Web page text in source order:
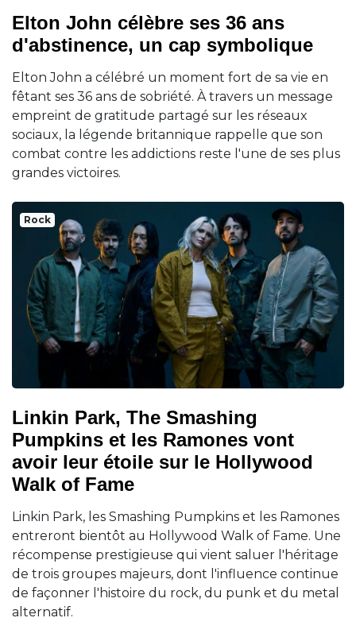
Elton John célèbre ses 36 ans
d'abstinence, un cap symbolique
Elton John a célébré un moment fort de sa vie en
fêtant ses 36 ans de sobriété. À travers un message
empreint de gratitude partagé sur les réseaux
sociaux, la légende britannique rappelle que son
combat contre les addictions reste l'une de ses plus
grandes victoires.
Rock
Linkin Park, The Smashing
Pumpkins et les Ramones vont
avoir leur étoile sur le Hollywood
Walk of Fame
Linkin Park, les Smashing Pumpkins et les Ramones
entreront bientôt au Hollywood Walk of Fame. Une
récompense prestigieuse qui vient saluer l'héritage
de trois groupes majeurs, dont l'influence continue
de façonner l'histoire du rock, du punk et du metal
alternatif.